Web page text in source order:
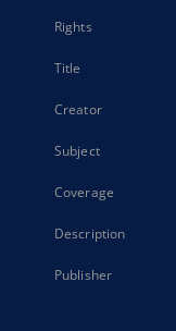
Rights
Title
Creator
Subject
Coverage
Description
Publisher